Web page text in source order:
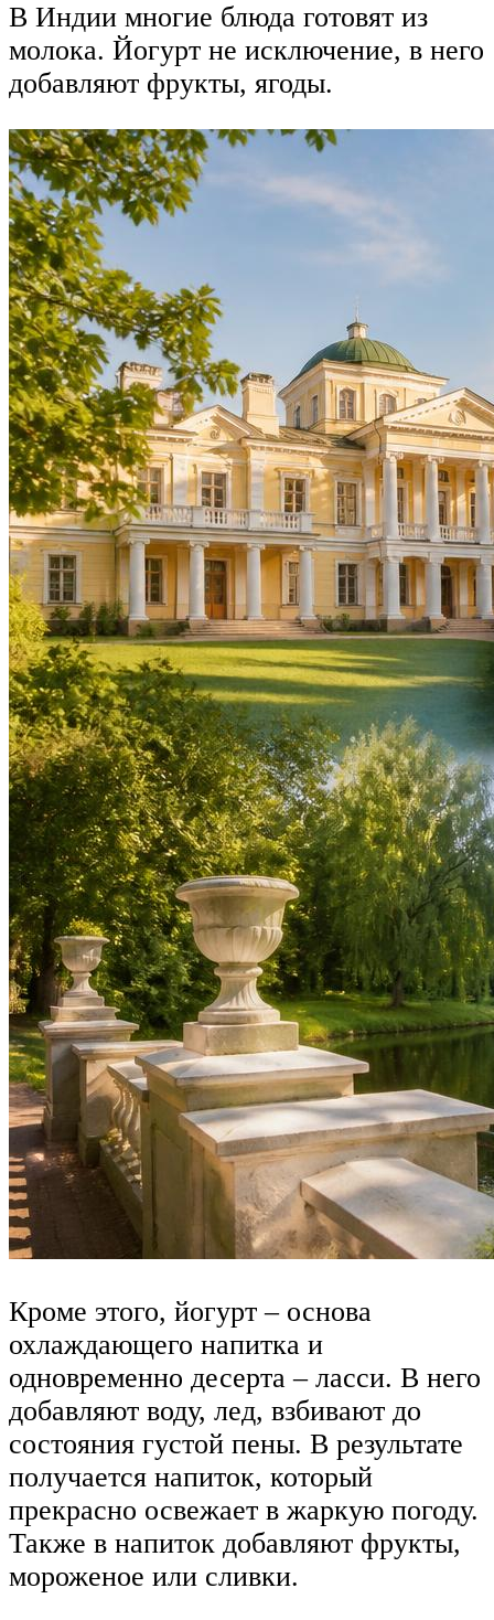
В Индии многие блюда готовят из
молока. Йогурт не исключение, в него
добавляют фрукты, ягоды.
Кроме этого, йогурт – основа
охлаждающего напитка и
одновременно десерта – ласси. В него
добавляют воду, лед, взбивают до
состояния густой пены. В результате
получается напиток, который
прекрасно освежает в жаркую погоду.
Также в напиток добавляют фрукты,
мороженое или сливки.